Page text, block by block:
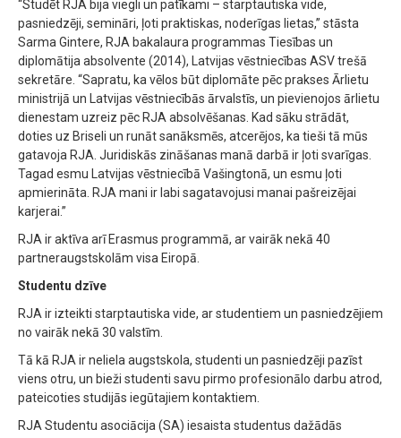
“Studēt RJA bija viegli un patīkami – starptautiska vide,
pasniedzēji, semināri, ļoti praktiskas, noderīgas lietas,” stāsta
Sarma Gintere, RJA bakalaura programmas Tiesības un
diplomātija absolvente (2014), Latvijas vēstniecības ASV trešā
sekretāre. “Sapratu, ka vēlos būt diplomāte pēc prakses Ārlietu
ministrijā un Latvijas vēstniecībās ārvalstīs, un pievienojos ārlietu
dienestam uzreiz pēc RJA absolvēšanas. Kad sāku strādāt,
doties uz Briseli un runāt sanāksmēs, atcerējos, ka tieši tā mūs
gatavoja RJA. Juridiskās zināšanas manā darbā ir ļoti svarīgas.
Tagad esmu Latvijas vēstniecībā Vašingtonā, un esmu ļoti
apmierināta. RJA mani ir labi sagatavojusi manai pašreizējai
karjerai.”
RJA ir aktīva arī Erasmus programmā, ar vairāk nekā 40
partneraugstskolām visa Eiropā.
Studentu dzīve
RJA ir izteikti starptautiska vide, ar studentiem un pasniedzējiem
no vairāk nekā 30 valstīm.
Tā kā RJA ir neliela augstskola, studenti un pasniedzēji pazīst
viens otru, un bieži studenti savu pirmo profesionālo darbu atrod,
pateicoties studijās iegūtajiem kontaktiem.
RJA Studentu asociācija (SA) iesaista studentus dažādās